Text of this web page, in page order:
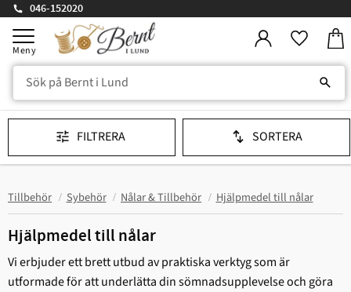
Meny
046-152020
Tillbehör Sybehör Nålar & Tillbehör Hjälpmedel till nålar
Hjälpmedel till nålar
Vi erbjuder ett brett utbud av praktiska verktyg som är
utformade för att underlätta din sömnadsupplevelse och göra
FILTRERA SORTERA